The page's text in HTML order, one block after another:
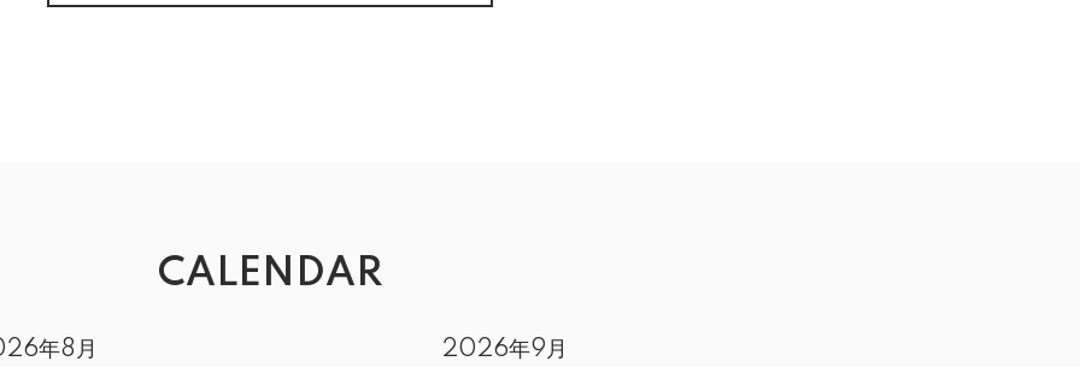
CALENDAR
年8月 2026年9月